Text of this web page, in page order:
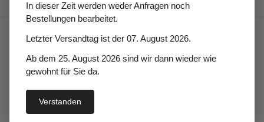
Fugen & Spalt
Moosgummi klebend
Jaganda Hö: 5mm, Br:
75mm, Zellkautschuk
selbstklebend, schwarz
In dieser Zeit werden weder Anfragen noch
Bestellungen bearbeitet.
Letzter Versandtag ist der 07. August 2026.
Ab dem 25. August 2026 sind wir dann wieder wie
gewohnt für Sie da.
Verstanden